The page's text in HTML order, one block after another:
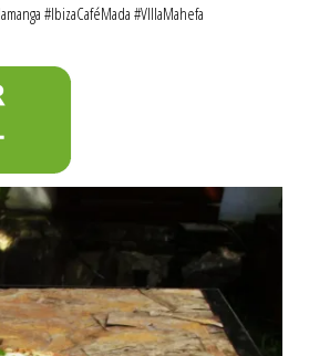
#IbizaCaféMada #VIllaMahefa